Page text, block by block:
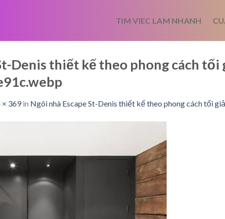
TIM VIEC LAM NHANH
Denis thiết kế theo phong cách
× 369in Ngôi nhà Escape St-Denis thiết kế theo phong cách tối